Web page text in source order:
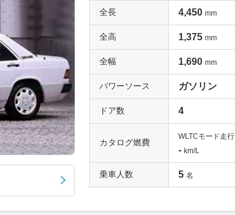
全長 4,450 mm
全高 1,375 mm
全幅 1,690 mm
パワーソース ガソリン
ドア数 4
カタログ燃費
WLTCモード走行
- km/L
乗車人数 5 名